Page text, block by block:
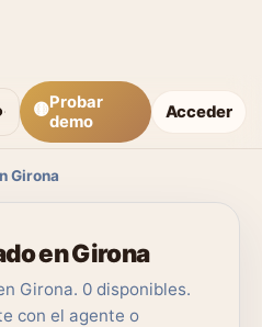
🟡Probar
demo
Acceder
Girona
en Girona
Girona. 0 disponibles.
con el agente o